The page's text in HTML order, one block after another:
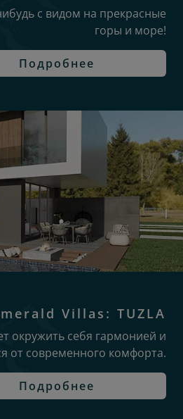
с видом на прекрасные
горы и море!
Подробнее
Villas: TUZLA
окружить себя гармонией и
от современного комфорта.
Подробнее